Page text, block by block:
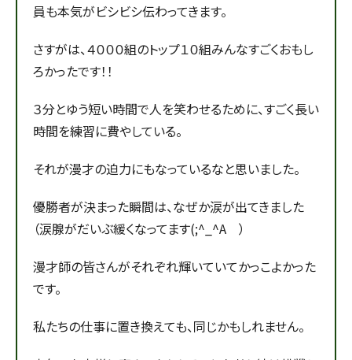
員も本気がビシビシ伝わってきます。
さすがは、４０００組のトップ１０組みんなすごくおもし
ろかったです！！
３分とゆう短い時間で人を笑わせるために、すごく長い
時間を練習に費やしている。
それが漫才の迫力にもなっているなと思いました。
優勝者が決まった瞬間は、なぜか涙が出てきました
（涙腺がだいぶ緩くなってます(;^_^A ）
漫才師の皆さんがそれぞれ輝いていてかっこよかった
です。
私たちの仕事に置き換えても、同じかもしれません。